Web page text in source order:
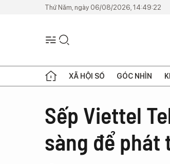
Thứ Năm, ngày 06/08/2026, 14:49:22
XÃ HỘI SỐ GÓC NHÌN
Sếp Viettel
sàng để phát